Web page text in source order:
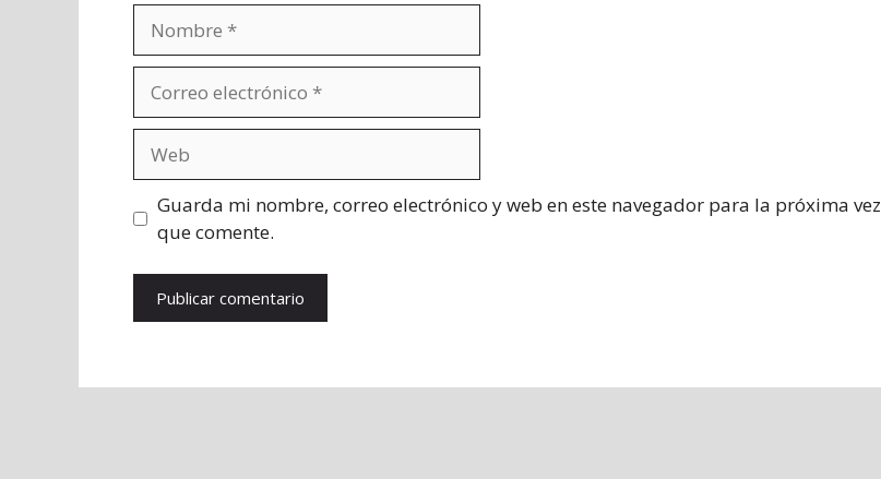
electrónico
Guarda mi nombre, correo electrónico y web en este navegador para la próxima vez
que comente.